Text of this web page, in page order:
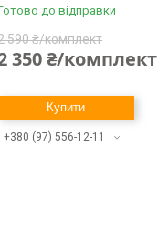
до відправки
590 ₴/комплект
350 ₴/комплект
Купити
+380 (97) 556-12-11